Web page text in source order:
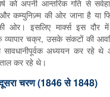
को अपनी आन्तरिक गति से
कम्युनिज़्म की ओर जाना है या
ओर। इसलिए मार्क्स इस दौर में
व्यापार चक्र, उसके संकटों की
अध्ययन कर रहे
कर रहे थे।
चरण (1846 से 1848)